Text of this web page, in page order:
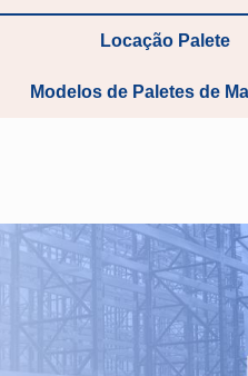
Locação Palete
Modelos de Paletes de